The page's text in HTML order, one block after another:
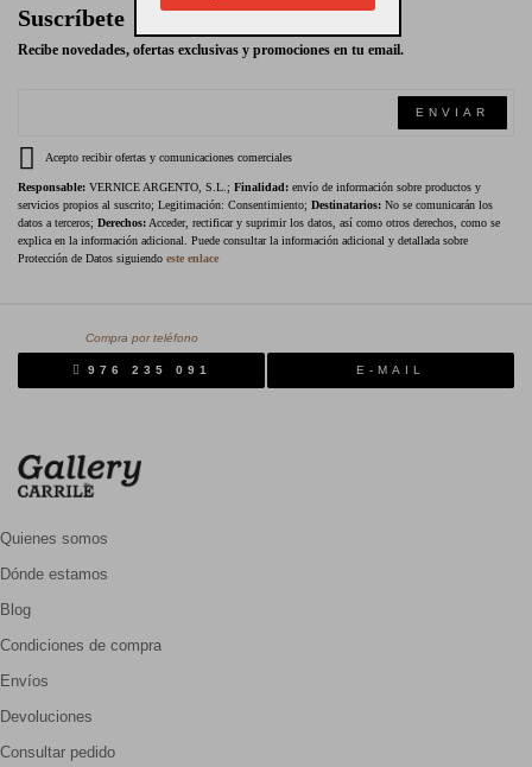
Suscríbete
Recibe novedades, ofertas exclusivas y promociones en tu email.
ENVIAR
Acepto recibir ofertas y comunicaciones comerciales
Responsable: VERNICE ARGENTO, S.L.; Finalidad: envío de información sobre productos y
servicios propios al suscrito; Legitimación: Consentimiento; Destinatarios: No se comunicarán los
datos a terceros; Derechos: Acceder, rectificar y suprimir los datos, así como otros derechos, como se
explica en la información adicional. Puede consultar la información adicional y detallada sobre
Protección de Datos siguiendo este enlace
Compra por teléfono
976 235 091 E-MAIL
Quienes somos
Dónde estamos
Blog
Condiciones de compra
Envíos
Devoluciones
Consultar pedido